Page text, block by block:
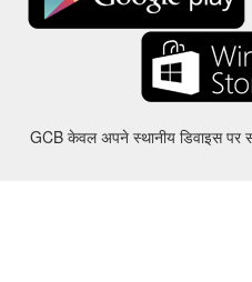
GCB केवल अपने स्थानीय डिवाइस पर